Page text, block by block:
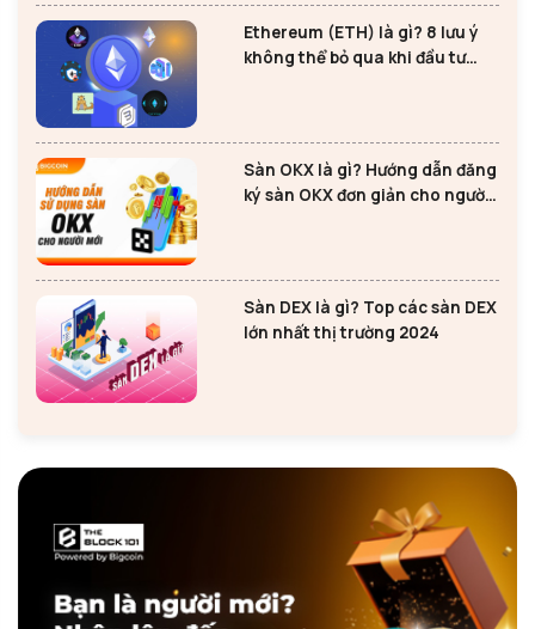
Ethereum (ETH) là gì? 8 lưu ý
không thể bỏ qua khi đầu tư
Sàn OKX là gì? Hướng dẫn đăng
ký sàn OKX đơn giản cho người
Sàn DEX là gì? Top các sàn DEX
lớn nhất thị trường 2024